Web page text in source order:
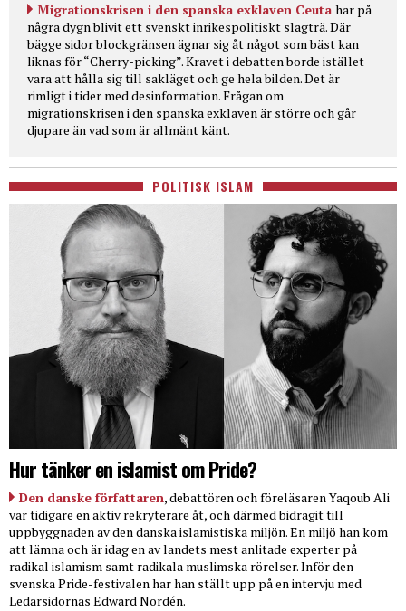
Migrationskrisen i den spanska exklaven Ceuta har på
några dygn blivit ett svenskt inrikespolitiskt slagträ. Där
bägge sidor blockgränsen ägnar sig åt något som bäst kan
liknas för “Cherry-picking”. Kravet i debatten borde istället
vara att hålla sig till sakläget och ge hela bilden. Det är
rimligt i tider med desinformation. Frågan om
migrationskrisen i den spanska exklaven är större och går
djupare än vad som är allmänt känt.
POLITISK ISLAM
Hur tänker en islamist om Pride?
Den danske författaren, debattören och föreläsaren Yaqoub Ali
var tidigare en aktiv rekryterare åt, och därmed bidragit till
uppbyggnaden av den danska islamistiska miljön. En miljö han kom
att lämna och är idag en av landets mest anlitade experter på
radikal islamism samt radikala muslimska rörelser. Inför den
svenska Pride-festivalen har han ställt upp på en intervju med
Ledarsidornas Edward Nordén.